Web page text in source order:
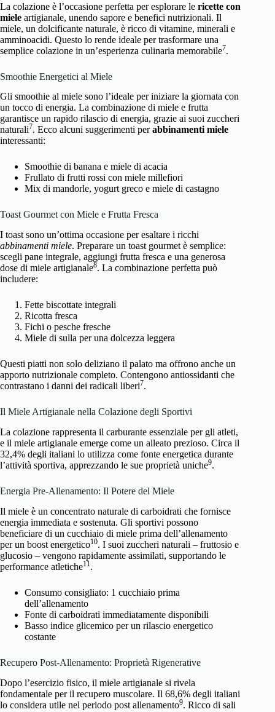
La colazione è l’occasione perfetta per esplorare le ricette con
miele artigianale, unendo sapore e benefici nutrizionali. Il
miele, un dolcificante naturale, è ricco di vitamine, minerali e
amminoacidi. Questo lo rende ideale per trasformare una
semplice colazione in un’esperienza culinaria memorabile7.
Smoothie Energetici al Miele
Gli smoothie al miele sono l’ideale per iniziare la giornata con
un tocco di energia. La combinazione di miele e frutta
garantisce un rapido rilascio di energia, grazie ai suoi zuccheri
naturali7. Ecco alcuni suggerimenti perabbinamenti miele
interessanti:
Smoothie di banana e miele di acacia
Frullato di frutti rossi con miele millefiori
Mix di mandorle, yogurt greco e miele di castagno
Toast Gourmet con Miele e Frutta Fresca
I toast sono un’ottima occasione per esaltare i ricchi
abbinamenti miele. Preparare un toast gourmet è semplice:
scegli pane integrale, aggiungi frutta fresca e una generosa
dose di miele artigianale8. La combinazione perfetta può
includere:
Fette biscottate integrali
Ricotta fresca
Fichi o pesche fresche
Miele di sulla per una dolcezza leggera
Questi piatti non solo deliziano il palato ma offrono anche un
apporto nutrizionale completo. Contengono antiossidanti che
contrastano i danni dei radicali liberi7.
Il Miele Artigianale nella Colazione degli Sportivi
La colazione rappresenta il carburante essenziale per gli atleti,
e il miele artigianale emerge come un alleato prezioso. Circa il
32,4% degli italiani lo utilizza come fonte energetica durante
l’attività sportiva, apprezzando le sue proprietà uniche9.
Energia Pre-Allenamento: Il Potere del Miele
Il miele è un concentrato naturale di carboidrati che fornisce
energia immediata e sostenuta. Gli sportivi possono
beneficiare di un cucchiaio di miele prima dell’allenamento
per un boost energetico10. I suoi zuccheri naturali – fruttosio e
glucosio – vengono rapidamente assimilati, supportando le
performance atletiche11.
Consumo consigliato: 1 cucchiaio prima
dell’allenamento
Fonte di carboidrati immediatamente disponibili
Basso indice glicemico per un rilascio energetico
costante
Recupero Post-Allenamento: Proprietà Rigenerative
Dopo l’esercizio fisico, il miele artigianale si rivela
fondamentale per il recupero muscolare. Il 68,6% degli italiani
lo considera utile nel periodo post allenamento9. Ricco di sali